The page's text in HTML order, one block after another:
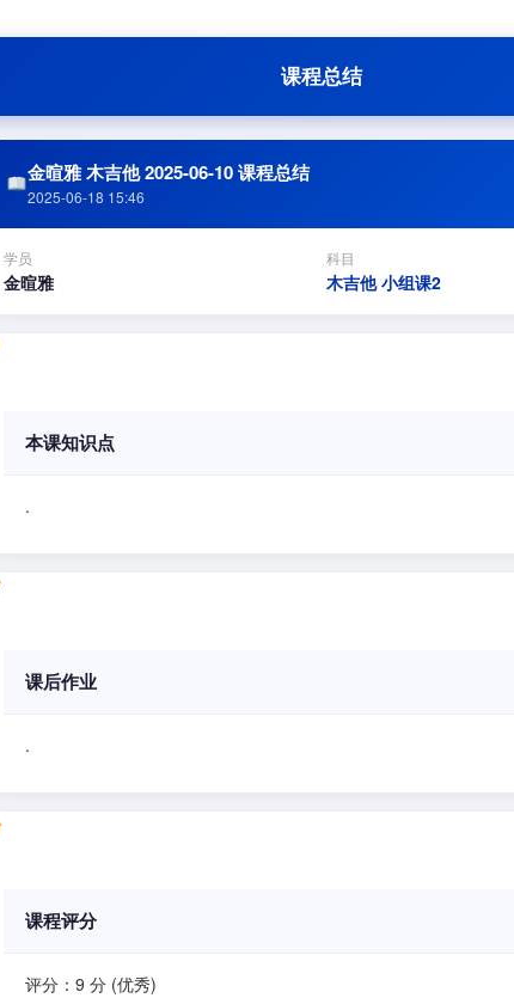
课程总结
金暄雅 木吉他 2025-06-10 课程总结
2025-06-18 15:46
学员
金暄雅
科目
木吉他 小组课2
本课知识点
.
课后作业
.
课程评分
评分：9 分 (优秀)